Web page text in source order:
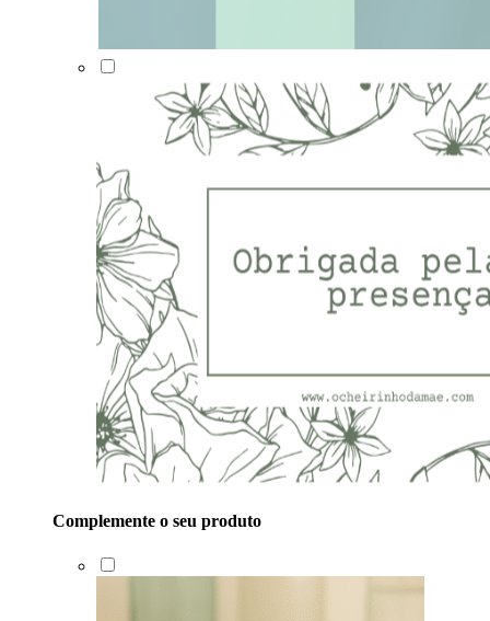
Complemente o seu produto